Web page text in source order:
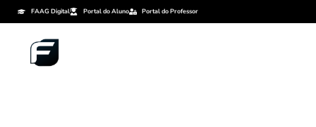
FAAG Digital Portal do Aluno Portal do Professor